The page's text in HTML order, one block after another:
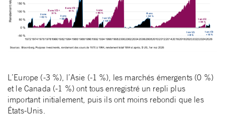
L’Europe (-3 %), l’Asie (-1 %), les marchés émergents (0 %)
et le Canada (-1 %) ont tous enregistré un repli plus
important initialement, puis ils ont moins rebondi que les
États-Unis.